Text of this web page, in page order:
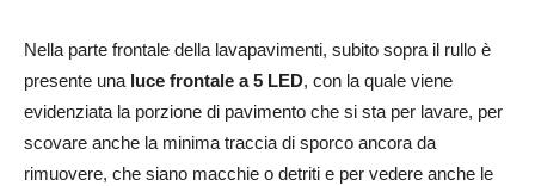
Nella parte frontale della lavapavimenti, subito sopra il rullo è
presente una luce frontale a 5 LED, con la quale viene
evidenziata la porzione di pavimento che si sta per lavare, per
scovare anche la minima traccia di sporco ancora da
rimuovere, che siano macchie o detriti e per vedere anche le